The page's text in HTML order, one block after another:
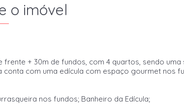
o imóvel
+ 30m de fundos, com 4 quartos, sendo uma
com uma edícula com espaço gourmet nos
nos fundos; Banheiro da Edícula;